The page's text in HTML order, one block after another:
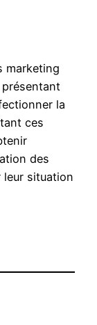
marketing
la
ces
des
situation